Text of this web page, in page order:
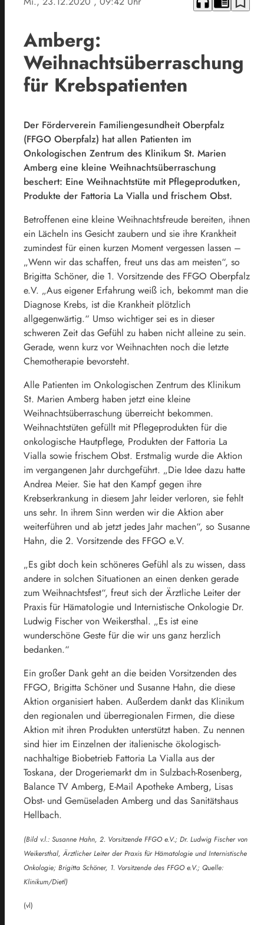
Amberg:
Weihnachtsüberraschung
für Krebspatienten
Der Förderverein Familiengesundheit Oberpfalz
(FFGO Oberpfalz) hat allen Patienten im
Onkologischen Zentrum des Klinikum St. Marien
Amberg eine kleine Weihnachtsüberraschung
beschert: Eine Weihnachtstüte mit Pflegeprodutken,
Produkte der Fattoria La Vialla und frischem Obst.
Betroffenen eine kleine Weihnachtsfreude bereiten, ihnen
ein Lächeln ins Gesicht zaubern und sie ihre Krankheit
zumindest für einen kurzen Moment vergessen lassen –
„Wenn wir das schaffen, freut uns das am meisten“, so
Brigitta Schöner, die 1. Vorsitzende des FFGO Oberpfalz
e.V. „Aus eigener Erfahrung weiß ich, bekommt man die
Diagnose Krebs, ist die Krankheit plötzlich
allgegenwärtig.“ Umso wichtiger sei es in dieser
schweren Zeit das Gefühl zu haben nicht alleine zu sein.
Gerade, wenn kurz vor Weihnachten noch die letzte
Chemotherapie bevorsteht.
Alle Patienten im Onkologischen Zentrum des Klinikum
St. Marien Amberg haben jetzt eine kleine
Weihnachtsüberraschung überreicht bekommen.
Weihnachtstüten gefüllt mit Pflegeprodukten für die
onkologische Hautpflege, Produkten der Fattoria La
Vialla sowie frischem Obst. Erstmalig wurde die Aktion
im vergangenen Jahr durchgeführt. „Die Idee dazu hatte
Andrea Meier. Sie hat den Kampf gegen ihre
Krebserkrankung in diesem Jahr leider verloren, sie fehlt
uns sehr. In ihrem Sinn werden wir die Aktion aber
weiterführen und ab jetzt jedes Jahr machen“, so Susanne
Hahn, die 2. Vorsitzende des FFGO e.V.
„Es gibt doch kein schöneres Gefühl als zu wissen, dass
andere in solchen Situationen an einen denken gerade
zum Weihnachtsfest“, freut sich der Ärztliche Leiter der
Praxis für Hämatologie und Internistische Onkologie Dr.
Ludwig Fischer von Weikersthal. „Es ist eine
wunderschöne Geste für die wir uns ganz herzlich
bedanken.“
Ein großer Dank geht an die beiden Vorsitzenden des
FFGO, Brigitta Schöner und Susanne Hahn, die diese
Aktion organisiert haben. Außerdem dankt das Klinikum
den regionalen und überregionalen Firmen, die diese
Aktion mit ihren Produkten unterstützt haben. Zu nennen
sind hier im Einzelnen der italienische ökologisch-
nachhaltige Biobetrieb Fattoria La Vialla aus der
Toskana, der Drogeriemarkt dm in Sulzbach-Rosenberg,
Balance TV Amberg, E-Mail Apotheke Amberg, Lisas
Obst- und Gemüseladen Amberg und das Sanitätshaus
Hellbach.
(Bild v.l.: Susanne Hahn, 2. Vorsitzende FFGO e.V.; Dr. Ludwig Fischer von
Weikersthal, Ärztlicher Leiter der Praxis für Hämatologie und Internistische
Onkologie; Brigitta Schöner, 1. Vorsitzende des FFGO e.V.; Quelle:
Klinikum/Dietl)
(vl)